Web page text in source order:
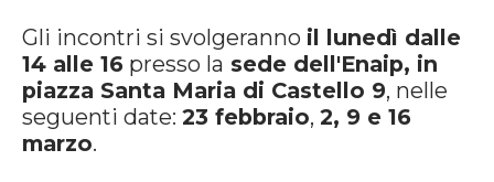
Gli incontri si svolgeranno il lunedì dalle
14 alle 16 presso la sede dell'Enaip, in
piazza Santa Maria di Castello 9, nelle
seguenti date: 23 febbraio, 2, 9 e 16
marzo.